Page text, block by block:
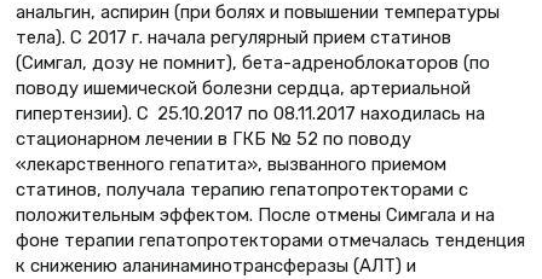
анальгин, аспирин (при болях и повышении температуры
тела). С 2017 г. начала регулярный прием статинов
(Симгал, дозу не помнит), бета-адреноблокаторов (по
поводу ишемической болезни сердца, артериальной
гипертензии). С 25.10.2017 по 08.11.2017 находилась на
стационарном лечении в ГКБ № 52 по поводу
«лекарственного гепатита», вызванного приемом
статинов, получала терапию гепатопротекторами с
положительным эффектом. После отмены Симгала и на
фоне терапии гепатопротекторами отмечалась тенденция
к снижению аланинаминотрансферазы (АЛТ) и